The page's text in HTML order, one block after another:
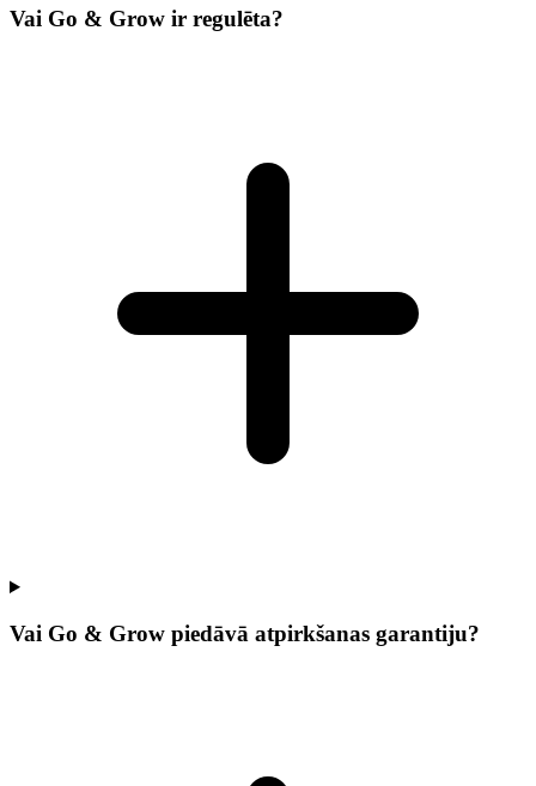
Vai Go & Grow ir regulēta?
Vai Go & Grow piedāvā atpirkšanas garantiju?